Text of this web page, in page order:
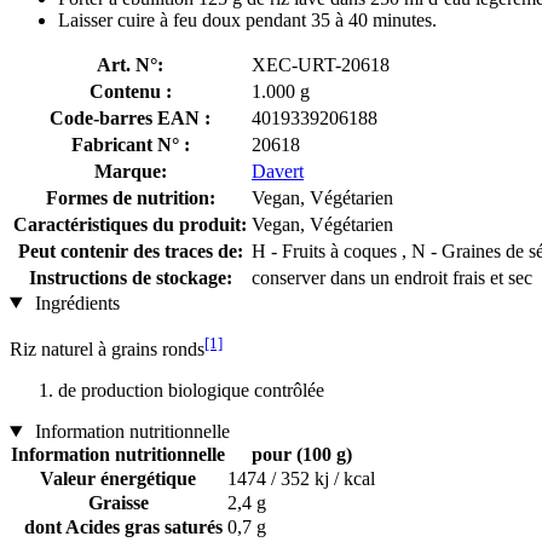
Laisser cuire à feu doux pendant 35 à 40 minutes.
Art. N°:
XEC-URT-20618
Contenu :
1.000 g
Code-barres EAN :
4019339206188
Fabricant N° :
20618
Marque:
Davert
Formes de nutrition:
Vegan, Végétarien
Caractéristiques du produit: Vegan, Végétarien
Peut contenir des traces de: H - Fruits à coques , N - Graines de
Instructions de stockage:
conserver dans un endroit frais et sec
Ingrédients
Riz naturel à grains ronds[1]
de production biologique contrôlée
Information nutritionnelle
Information nutritionnelle
pour (100 g)
Valeur énergétique
1474 / 352 kj / kcal
Graisse
2,4 g
dont Acides gras saturés 0,7 g